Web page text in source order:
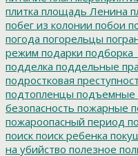
плитка площадь Ленина
побег из колонии побои
погода погорельцы
режим подарки
подделка поддельные
подростковая
подтопленцы подъемные
безопасность пожарные
пожароопасный период
поиск поиск ребенка
на убийство полезное